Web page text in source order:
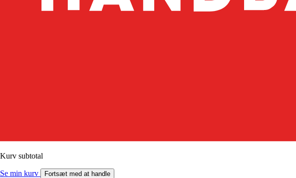
Kurv subtotal
Se min kurv Fortsæt med at handle